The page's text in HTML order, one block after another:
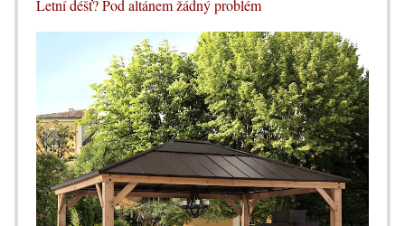
Letní déšť? Pod altánem žádný problém